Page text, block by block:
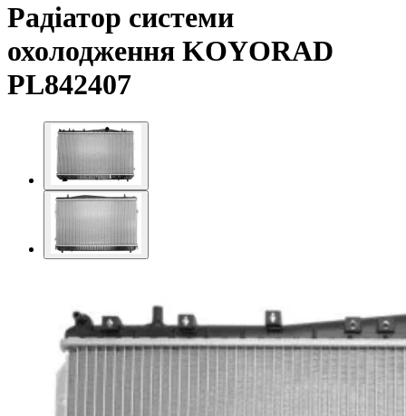
Радіатор системи
охолодження KOYORAD
PL842407